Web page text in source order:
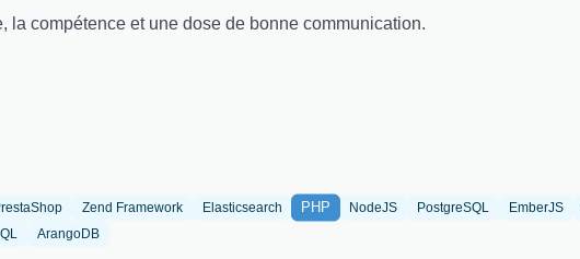
compétence et une dose de bonne communication.
Zend Framework Elasticsearch PHP NodeJS PostgreSQL EmberJS
ArangoDB